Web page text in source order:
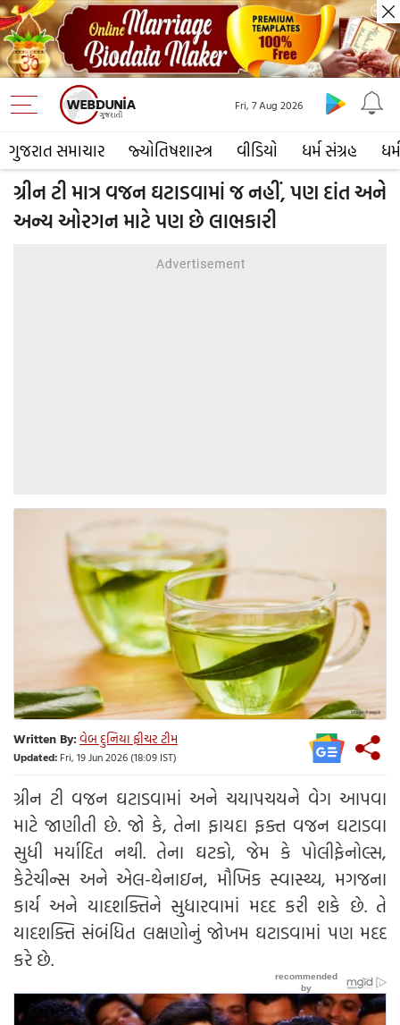
ગુજરાત સમાચાર જ્યોતિષશાસ્ત્ર વીડિયો ધર્મ સંગ્રહ ધર્મ
Fri, 7 Aug 2026
ગ્રીન ટી માત્ર વજન ઘટાડવામાં જ નહીં, પણ દાંત અને
અન્ય ઓરગન માટે પણ છે લાભકારી
Written By:વેબ દુનિયા ફીચર ટીમ
Updated: Fri, 19 Jun 2026 (18:09 IST)
ગ્રીન ટી વજન ઘટાડવામાં અને ચયાપચયને વેગ આપવા
માટે જાણીતી છે. જો કે, તેના ફાયદા ફક્ત વજન ઘટાડવા
સુધી મર્યાદિત નથી. તેના ઘટકો, જેમ કે પોલીફેનોલ્સ,
કેટેચીન્સ અને એલ-થેનાઇન, મૌખિક સ્વાસ્થ્ય, મગજના
કાર્ય અને યાદશક્તિને સુધારવામાં મદદ કરી શકે છે. તે
યાદશક્તિ સંબંધિત લક્ષણોનું જોખમ ઘટાડવામાં પણ મદદ
કરે છે.